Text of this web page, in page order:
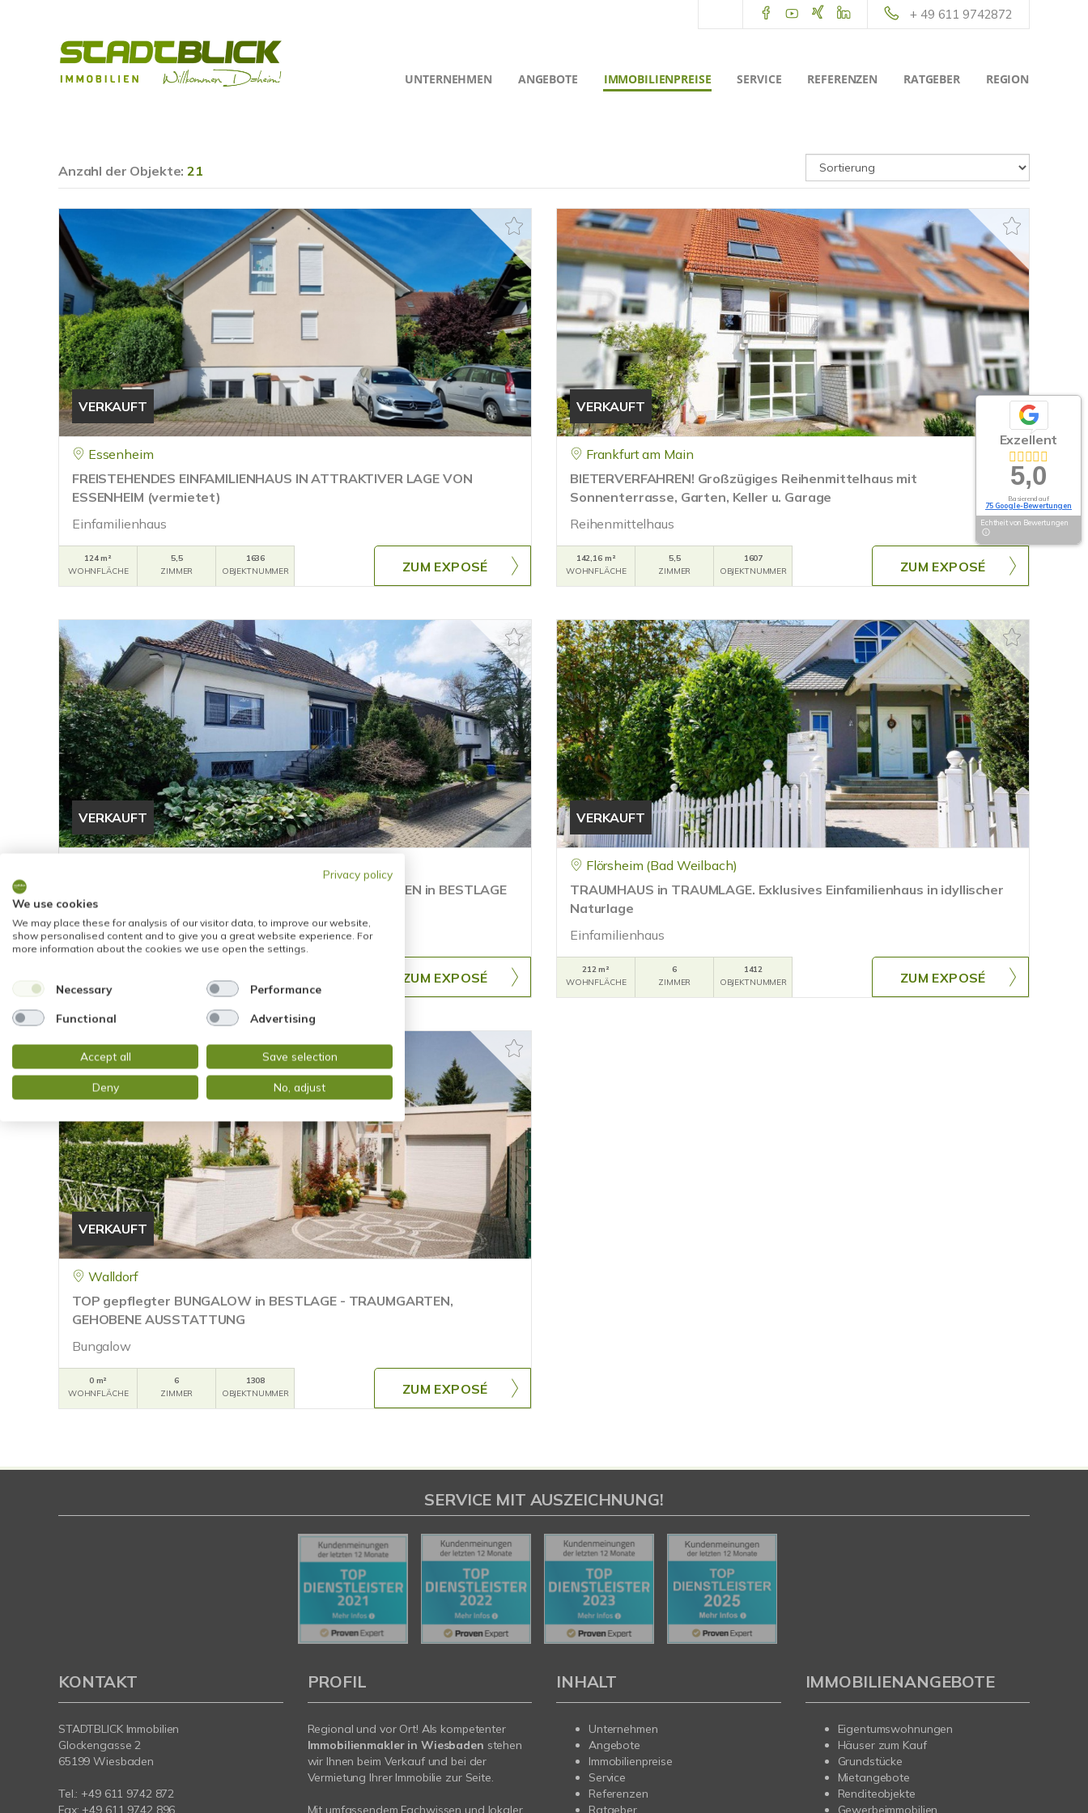
+ 49 611 9742872
UNTERNEHMEN ANGEBOTE IMMOBILIENPREISE SERVICE REFERENZEN RATGEBER REGION
Anzahl der Objekte:21
VERKAUFT
Essenheim
FREISTEHENDES EINFAMILIENHAUS IN ATTRAKTIVER LAGE VON
ESSENHEIM (vermietet)
Einfamilienhaus
124 m²
WOHNFLÄCHE
5,5
ZIMMER
1636
OBJEKTNUMMER
ZUM EXPOSÉ
VERKAUFT
Frankfurt am Main
BIETERVERFAHREN! Großzügiges Reihenmittelhaus mit
Sonnenterrasse, Garten, Keller u. Garage
Reihenmittelhaus
142,16 m²
WOHNFLÄCHE
5,5
ZIMMER
1607
OBJEKTNUMMER
ZUM EXPOSÉ
VERKAUFT
FREISTEHENDER BUNGALOW mit HERRLICHEM GARTEN in BESTLAGE
VON TAUNUSSTEIN (WEHEN)
Bungalow
OBJEKTNUMMER
ZUM EXPOSÉ
VERKAUFT
Flörsheim (Bad Weilbach)
TRAUMHAUS in TRAUMLAGE. Exklusives Einfamilienhaus in idyllischer
Naturlage
Einfamilienhaus
212 m²
WOHNFLÄCHE
6
ZIMMER
1412
OBJEKTNUMMER
ZUM EXPOSÉ
VERKAUFT
Walldorf
TOP gepflegter BUNGALOW in BESTLAGE - TRAUMGARTEN,
GEHOBENE AUSSTATTUNG
Bungalow
0 m²
WOHNFLÄCHE
6
ZIMMER
1308
OBJEKTNUMMER
ZUM EXPOSÉ
Exzellent
5,0
Basierend auf
75 Google-Bewertungen
Echtheit von Bewertungen
SERVICE MIT AUSZEICHNUNG!
KONTAKT
STADTBLICK Immobilien
Glockengasse 2
65199 Wiesbaden
Tel.: +49 611 9742 872
Fax: +49 611 9742 896
PROFIL
Regional und vor Ort! Als kompetenter
Immobilienmakler in Wiesbaden stehen
wir Ihnen beim Verkauf und bei der
Vermietung Ihrer Immobilie zur Seite.
Mit umfassendem Fachwissen und lokaler
INHALT
Unternehmen
Angebote
Immobilienpreise
Service
Referenzen
Ratgeber
IMMOBILIENANGEBOTE
Eigentumswohnungen
Häuser zum Kauf
Grundstücke
Mietangebote
Renditeobjekte
Gewerbeimmobilien
Privacy policy
We use cookies
We may place these for analysis of our visitor data, to improve our website,
show personalised content and to give you a great website experience. For
more information about the cookies we use open the settings.
Necessary Performance
Functional Advertising
Accept all Save selection
Deny No, adjust